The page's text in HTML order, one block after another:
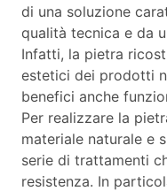
di una soluzione
qualità tecnica e da
Infatti, la pietra
estetici dei prodotti
benefici anche
Per realizzare la
materiale naturale e
serie di trattamenti
resistenza. In